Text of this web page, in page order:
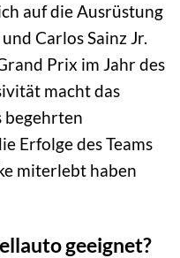
auf die Ausrüstung
Carlos Sainz Jr.
Prix im Jahr des
macht das
begehrten
Erfolge des Teams
miterlebt haben
geeignet?